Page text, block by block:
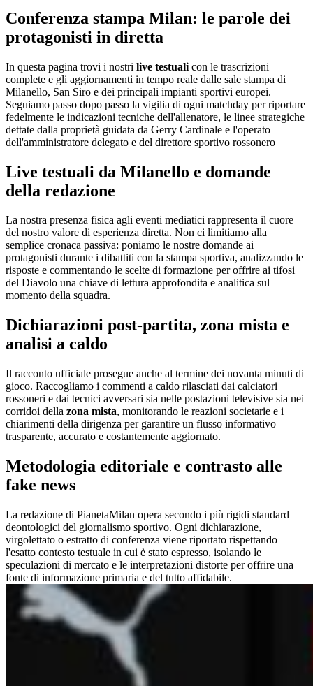
Conferenza stampa Milan: le parole dei
protagonisti in diretta
In questa pagina trovi i nostri live testuali con le trascrizioni
complete e gli aggiornamenti in tempo reale dalle sale stampa di
Milanello, San Siro e dei principali impianti sportivi europei.
Seguiamo passo dopo passo la vigilia di ogni matchday per riportare
fedelmente le indicazioni tecniche dell'allenatore, le linee strategiche
dettate dalla proprietà guidata da Gerry Cardinale e l'operato
dell'amministratore delegato e del direttore sportivo rossonero
Live testuali da Milanello e domande
della redazione
La nostra presenza fisica agli eventi mediatici rappresenta il cuore
del nostro valore di esperienza diretta. Non ci limitiamo alla
semplice cronaca passiva: poniamo le nostre domande ai
protagonisti durante i dibattiti con la stampa sportiva, analizzando le
risposte e commentando le scelte di formazione per offrire ai tifosi
del Diavolo una chiave di lettura approfondita e analitica sul
momento della squadra.
Dichiarazioni post-partita, zona mista e
analisi a caldo
Il racconto ufficiale prosegue anche al termine dei novanta minuti di
gioco. Raccogliamo i commenti a caldo rilasciati dai calciatori
rossoneri e dai tecnici avversari sia nelle postazioni televisive sia nei
corridoi della zona mista, monitorando le reazioni societarie e i
chiarimenti della dirigenza per garantire un flusso informativo
trasparente, accurato e costantemente aggiornato.
Metodologia editoriale e contrasto alle
fake news
La redazione di PianetaMilan opera secondo i più rigidi standard
deontologici del giornalismo sportivo. Ogni dichiarazione,
virgolettato o estratto di conferenza viene riportato rispettando
l'esatto contesto testuale in cui è stato espresso, isolando le
speculazioni di mercato e le interpretazioni distorte per offrire una
fonte di informazione primaria e del tutto affidabile.